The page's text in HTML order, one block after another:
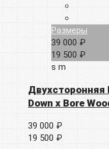
Размеры
39 000 ₽
19 500 ₽
s m
Двухсторонняя
Down x Bore
39 000 ₽
19 500 ₽